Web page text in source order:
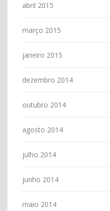
abril 2015
março 2015
janeiro 2015
dezembro 2014
outubro 2014
agosto 2014
julho 2014
junho 2014
maio 2014